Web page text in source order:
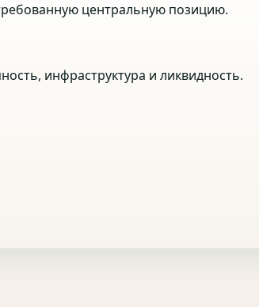
центральную позицию.
инфраструктура и ликвидность.